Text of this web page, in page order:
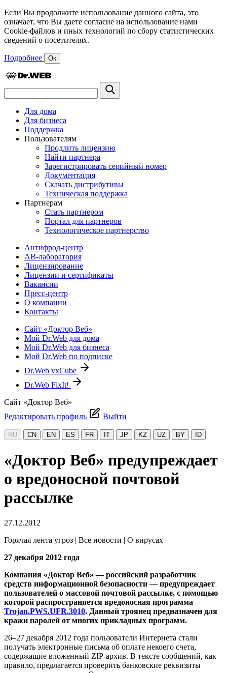
Если Вы продолжите использование данного сайта, это
означает, что Вы даете согласие на использование нами
Cookie-файлов и иных технологий по сбору статистических
сведений о посетителях.
Подробнее Ок
Для дома
Для бизнеса
Поддержка
Пользователям
Продлить лицензию
Найти партнера
Зарегистрировать серийный номер
Документация
Скачать дистрибутивы
Техническая поддержка
Партнерам
Стать партнером
Портал для партнеров
Технологическое партнерство
Антифрод-центр
АВ-лаборатория
Лицензирование
Лицензии и сертификаты
Вакансии
Пресс-центр
О компании
Контакты
Сайт «Доктор Веб»
Мой Dr.Web для дома
Мой Dr.Web для бизнеса
Мой Dr.Web по подписке
Dr.Web vxCube
Dr.Web FixIt!
Сайт «Доктор Веб»
Редактировать профиль
Выйти
RU CN EN ES FR IT JP KZ UZ BY ID
«Доктор Веб» предупреждает
о вредоносной почтовой
рассылке
27.12.2012
Горячая лента угроз | Все новости | О вирусах
27 декабря 2012 года
Компания «Доктор Веб» — российский разработчик
средств информационной безопасности — предупреждает
пользователей о массовой почтовой рассылке, с помощью
которой распространяется вредоносная программа
Trojan.PWS.UFR.3010. Данный троянец предназначен для
кражи паролей от многих прикладных программ.
26–27 декабря 2012 года пользователи Интернета стали
получать электронные письма об оплате некоего счета,
содержащие вложенный ZIP-архив. В тексте сообщений, как
правило, предлагается проверить банковские реквизиты